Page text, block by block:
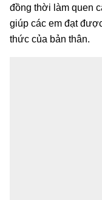
đồng thời làm quen
giúp các em đạt
thức của bản thân.